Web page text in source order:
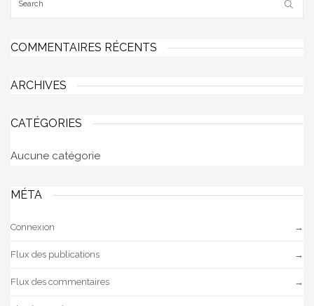
COMMENTAIRES RÉCENTS
ARCHIVES
CATÉGORIES
Aucune catégorie
MÉTA
Connexion
Flux des publications
Flux des commentaires